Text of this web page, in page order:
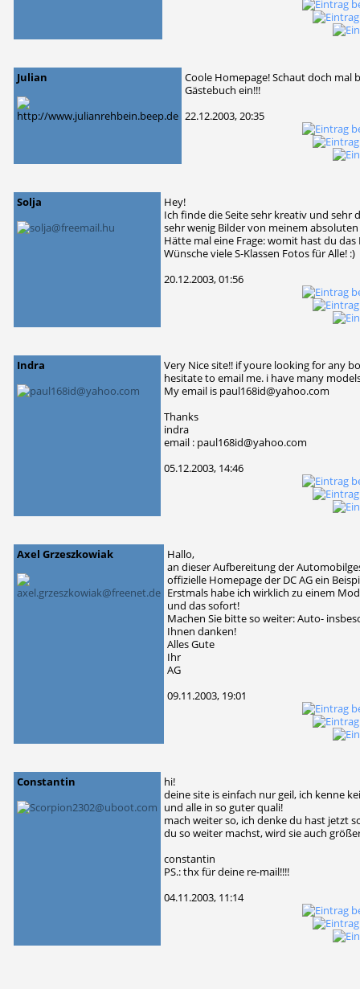
Julian
Coole Homepage! Schaut doch
Gästebuch ein!!!
22.12.2003, 20:35
Solja
Hey!
Ich finde die Seite sehr kreativ und sehr
sehr wenig Bilder von meinem absoluten
Hätte mal eine Frage: womit hast du
Wünsche viele S-Klassen Fotos für Alle! :)
20.12.2003, 01:56
Indra
Very Nice site!! if youre looking for any
hesitate to email me. i have many
My email is paul168id@yahoo.com
Thanks
indra
email : paul168id@yahoo.com
05.12.2003, 14:46
Axel Grzeszkowiak
Hallo,
an dieser Aufbereitung der
offizielle Homepage der DC AG ein
Erstmals habe ich wirklich zu einem
und das sofort!
Machen Sie bitte so weiter: Auto-
Ihnen danken!
Alles Gute
Ihr
AG
09.11.2003, 19:01
Constantin
hi!
deine site is einfach nur geil, ich kenne
und alle in so guter quali!
mach weiter so, ich denke du hast jetzt
du so weiter machst, wird sie auch
constantin
PS.: thx für deine re-mail!!!!
04.11.2003, 11:14